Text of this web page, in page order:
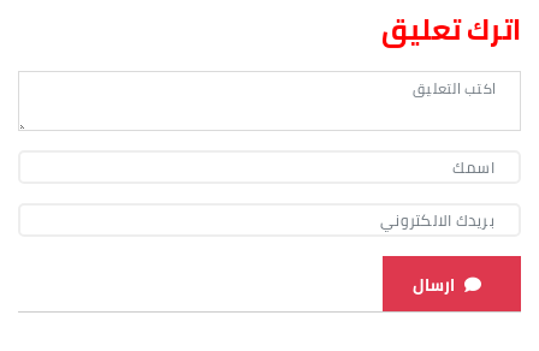
اترك تعليق
ارسال